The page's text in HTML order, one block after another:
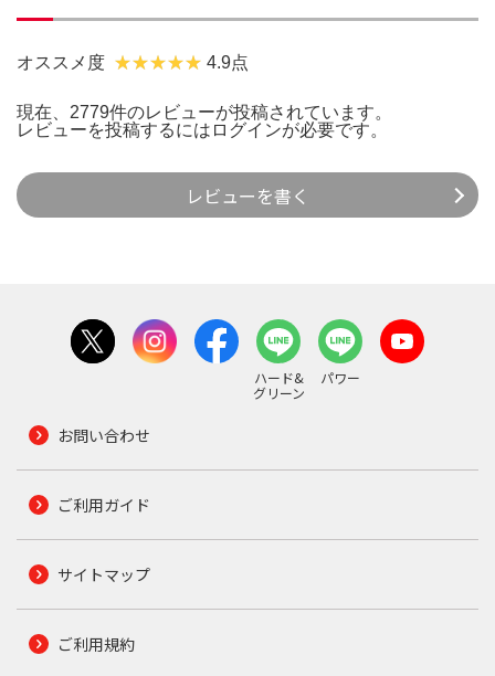
オススメ度 4.9点
現在、2779件のレビューが投稿されています。
レビューを投稿するには ログインが必要です。
レビューを書く
ハード&
グリーン
パワー
お問い合わせ
ご利用ガイド
サイトマップ
ご利用規約